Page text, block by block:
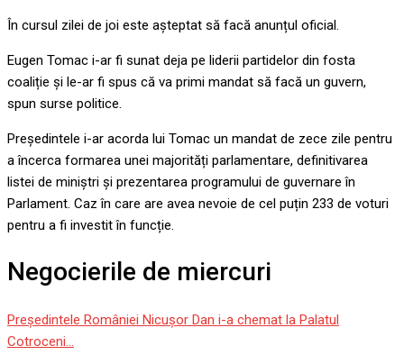
În cursul zilei de joi este așteptat să facă anunțul oficial.
Eugen Tomac i-ar fi sunat deja pe liderii partidelor din fosta
coaliție și le-ar fi spus că va primi mandat să facă un guvern,
spun surse politice.
Președintele i-ar acorda lui Tomac un mandat de zece zile pentru
a încerca formarea unei majorități parlamentare, definitivarea
listei de miniștri și prezentarea programului de guvernare în
Parlament. Caz în care are avea nevoie de cel puțin 233 de voturi
pentru a fi investit în funcție.
Negocierile de miercuri
Președintele României Nicușor Dan i-a chemat la Palatul
Cotroceni…